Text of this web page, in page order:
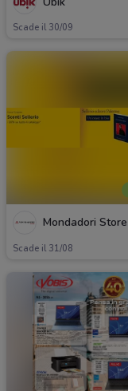
Scade il 30/09
Mondadori Store
Scade il 31/08